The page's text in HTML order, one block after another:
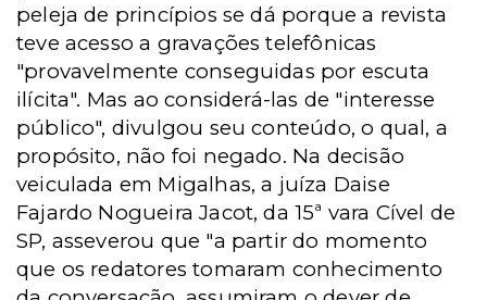
peleja de princípios se dá porque a revista
teve acesso a gravações telefônicas
"provavelmente conseguidas por escuta
ilícita". Mas ao considerá-las de "interesse
público", divulgou seu conteúdo, o qual, a
propósito, não foi negado. Na decisão
veiculada em Migalhas, a juíza Daise
Fajardo Nogueira Jacot, da 15ª vara Cível de
SP, asseverou que "a partir do momento
que os redatores tomaram conhecimento